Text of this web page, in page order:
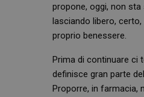
propone, oggi, non
lasciando libero,
proprio benessere.
Prima di continuare ci
definisce gran parte
Proporre, in farmacia,